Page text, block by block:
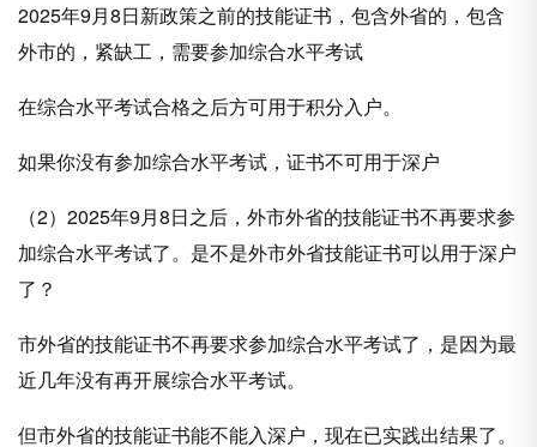
2025年9月8日新政策之前的技能证书，包含外省的，包含
外市的，紧缺工，需要参加综合水平考试
在综合水平考试合格之后方可用于积分入户。
如果你没有参加综合水平考试，证书不可用于深户
（2）2025年9月8日之后，外市外省的技能证书不再要求参
加综合水平考试了。是不是外市外省技能证书可以用于深户
了？
市外省的技能证书不再要求参加综合水平考试了，是因为最
近几年没有再开展综合水平考试。
但市外省的技能证书能不能入深户，现在已实践出结果了。